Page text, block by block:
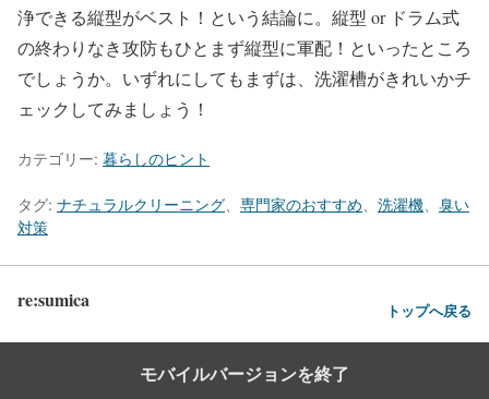
浄できる縦型がベスト！という結論に。縦型 or ドラム式
の終わりなき攻防もひとまず縦型に軍配！といったところ
でしょうか。いずれにしてもまずは、洗濯槽がきれいかチ
ェックしてみましょう！
カテゴリー: 暮らしのヒント
タグ: ナチュラルクリーニング 専門家のおすすめ 洗濯機
臭い
対策
re:sumica トップへ戻る
モバイルバージョンを終了